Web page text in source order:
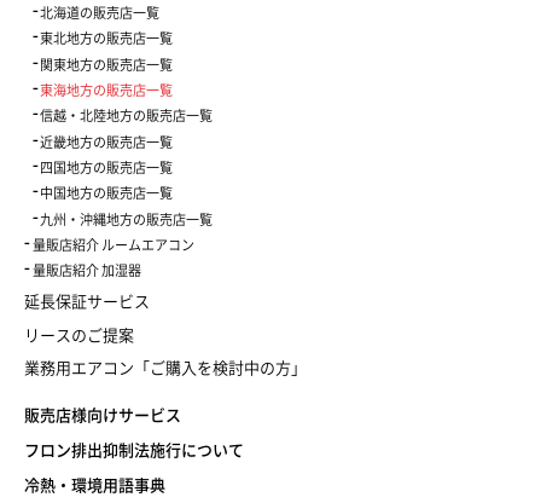
北海道の販売店一覧
東北地方の販売店一覧
関東地方の販売店一覧
東海地方の販売店一覧
信越・北陸地方の販売店一覧
近畿地方の販売店一覧
四国地方の販売店一覧
中国地方の販売店一覧
九州・沖縄地方の販売店一覧
量販店紹介 ルームエアコン
量販店紹介 加湿器
延長保証サービス
リースのご提案
業務用エアコン「ご購入を検討中の方」
販売店様向けサービス
フロン排出抑制法施行について
冷熱・環境用語事典